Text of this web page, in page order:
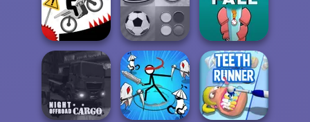
Vex X3M
Mind Games for
2-3-4 Player
Tower Fall